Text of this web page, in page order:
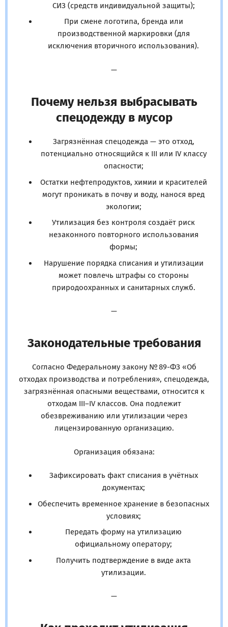
СИЗ (средств индивидуальной защиты);
При смене логотипа, бренда или
производственной маркировки (для
исключения вторичного использования).
—
Почему нельзя выбрасывать
спецодежду в мусор
Загрязнённая спецодежда — это отход,
потенциально относящийся к III или IV классу
опасности;
Остатки нефтепродуктов, химии и красителей
могут проникать в почву и воду, нанося вред
экологии;
Утилизация без контроля создаёт риск
незаконного повторного использования
формы;
Нарушение порядка списания и утилизации
может повлечь штрафы со стороны
природоохранных и санитарных служб.
—
Законодательные требования
Согласно Федеральному закону № 89-ФЗ «Об
отходах производства и потребления», спецодежда,
загрязнённая опасными веществами, относится к
отходам III–IV классов. Она подлежит
обезвреживанию или утилизации через
лицензированную организацию.
Организация обязана:
Зафиксировать факт списания в учётных
документах;
Обеспечить временное хранение в безопасных
условиях;
Передать форму на утилизацию
официальному оператору;
Получить подтверждение в виде акта
утилизации.
—